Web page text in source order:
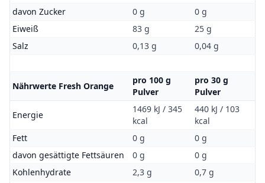
davon Zucker
0 g
0 g
Eiweiß
83 g
25 g
Salz
0,13 g 0,04 g
Nährwerte Fresh Orange
pro 100 g
Pulver
pro 30 g
Pulver
Energie
1469 kJ / 345
kcal
440 kJ / 103
kcal
Fett
0 g
0 g
davon gesättigte Fettsäuren
0 g
0 g
Kohlenhydrate
2,3 g 0,7 g